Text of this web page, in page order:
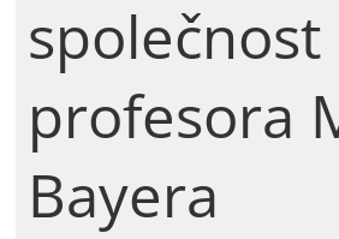
společnost
profesora
Bayera